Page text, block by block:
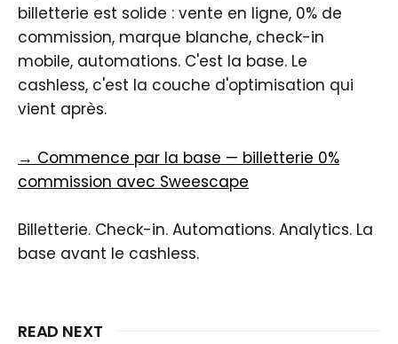
billetterie est solide : vente en ligne, 0% de
commission, marque blanche, check-in
mobile, automations. C'est la base. Le
cashless, c'est la couche d'optimisation qui
vient après.
→ Commence par la base — billetterie 0%
commission avec Sweescape
Billetterie. Check-in. Automations. Analytics. La
base avant le cashless.
READ NEXT